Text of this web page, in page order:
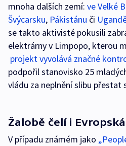
mnoha dalších zemí: ve Velké
Švýcarsku, Pákistánu či
se takto aktivisté pokusili
elektrárny v Limpopo, kterou
projekt vyvolává značné
podpořil stanovisko 25
vládu za neplnění slibu přestat
Žalobě čelí i
V případu známém jako